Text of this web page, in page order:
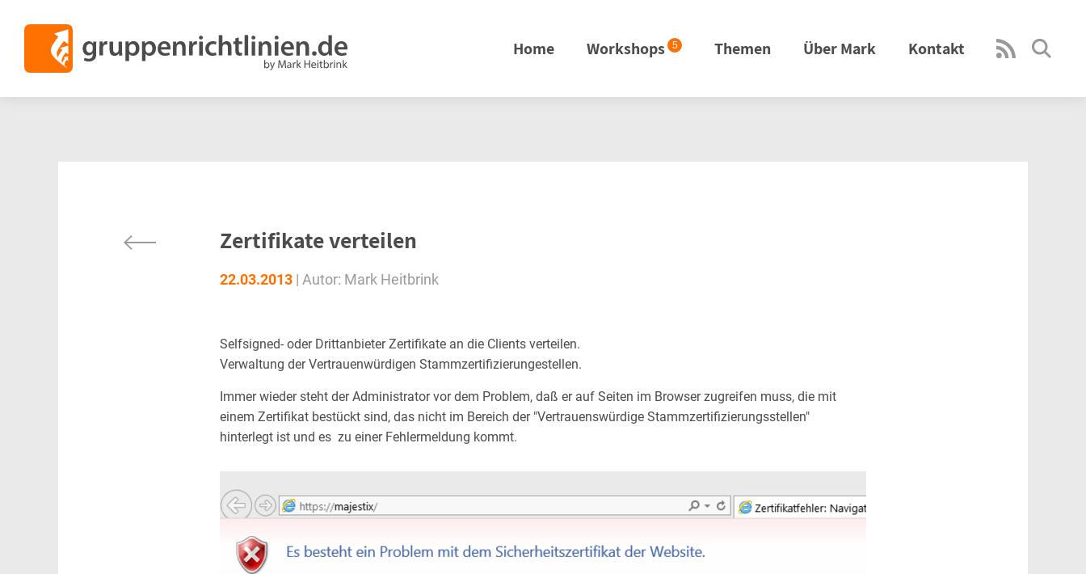
Home Workshops 5 Themen Über Mark Kontakt
Zertifikate verteilen
22.03.2013 | Autor: Mark Heitbrink
Selfsigned- oder Drittanbieter Zertifikate an die Clients verteilen.
Verwaltung der Vertrauenwürdigen Stammzertifizierungestellen.
Immer wieder steht der Administrator vor dem Problem, daß er auf Seiten im Browser zugreifen muss, die mit
einem Zertifikat bestückt sind, das nicht im Bereich der "Vertrauenswürdige Stammzertifizierungsstellen"
hinterlegt ist und es zu einer Fehlermeldung kommt.